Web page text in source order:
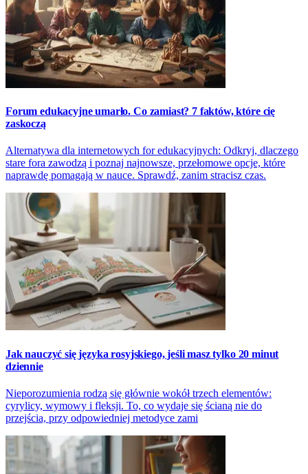
Forum edukacyjne umarło. Co zamiast? 7 faktów, które cię
zaskoczą
Alternatywa dla internetowych for edukacyjnych: Odkryj, dlaczego
stare fora zawodzą i poznaj najnowsze, przełomowe opcje, które
naprawdę pomagają w nauce. Sprawdź, zanim stracisz czas.
Jak nauczyć się języka rosyjskiego, jeśli masz tylko 20 minut
dziennie
Nieporozumienia rodzą się głównie wokół trzech elementów:
cyrylicy, wymowy i fleksji. To, co wydaje się ścianą nie do
przejścia, przy odpowiedniej metodyce zami